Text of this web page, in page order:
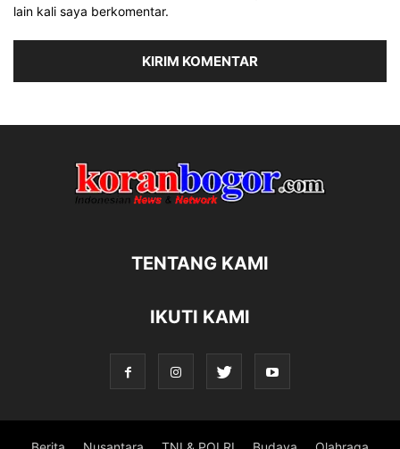
lain kali saya berkomentar.
TENTANG KAMI
IKUTI KAMI